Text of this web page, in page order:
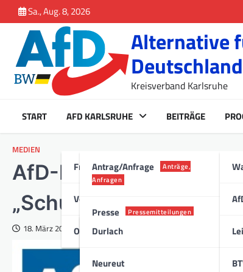
springen
to
content
Sa., Aug. 8, 2026
Alternative
Deutschland
Kreisverband Karlsruhe
START AFD KARLSRUHE
Fraktion Karlsruhe
Antrag/Anfrage
Anträge,
Anfragen
Presse Pressemitteilungen
Vorstand
Ortsverband
Durlach
Neureut
BEITRÄGE
MEDIEN
AfD-Kundgebung vor
„Schuldenbeschluss
18. März 2025